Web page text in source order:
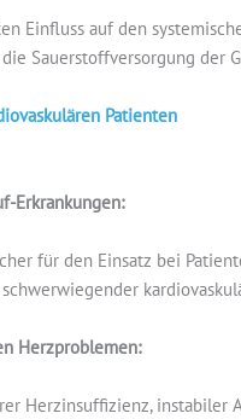
Einfluss auf den
die Sauerstoffversorgung
Patienten
Erkrankungen:
für den Einsatz bei
Herzproblemen:
Herzinsuffizienz,